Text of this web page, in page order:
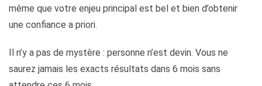
même que votre enjeu principal est bel et bien d’obtenir
une confiance a priori.
Il n’y a pas de mystère : personne n’est devin. Vous ne
saurez jamais les exacts résultats dans 6 mois sans